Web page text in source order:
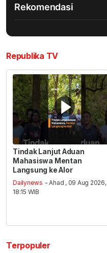
Rekomendasi
Republika TV
Tindak Lanjut Aduan
Mahasiswa Mentan
Langsung ke Alor
Dailynews - Ahad , 09 Aug 2026,
18:15 WIB
Terpopuler